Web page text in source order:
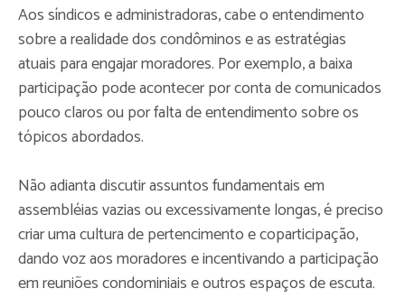
Aos síndicos e administradoras, cabe o entendimento
sobre a realidade dos condôminos e as estratégias
atuais para engajar moradores. Por exemplo, a baixa
participação pode acontecer por conta de comunicados
pouco claros ou por falta de entendimento sobre os
tópicos abordados.
Não adianta discutir assuntos fundamentais em
assembléias vazias ou excessivamente longas, é preciso
criar uma cultura de pertencimento e coparticipação,
dando voz aos moradores e incentivando a participação
em reuniões condominiais e outros espaços de escuta.